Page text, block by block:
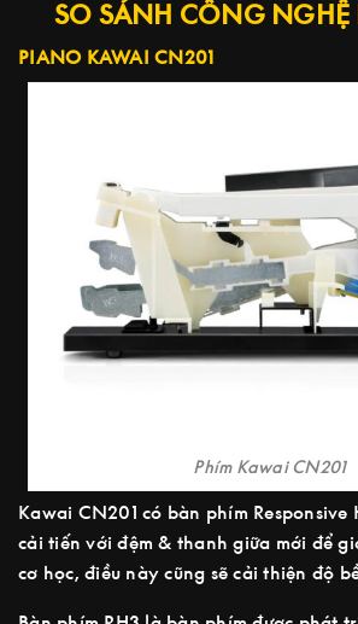
SO SÁNH CÔNG NGHỆ
PIANO KAWAI CN201
Phím Kawai CN201
Kawai CN201 có bàn phím Responsive
cải tiến với đệm & thanh giữa mới để
cơ học, điều này cũng sẽ cải thiện độ